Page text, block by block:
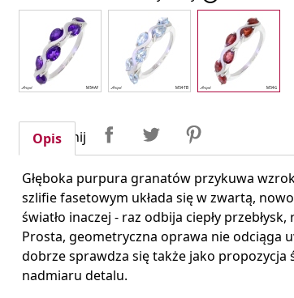
Udostępnij UdostępnijTweetuj
Opis
Głęboka purpura granatów przykuwa
szlifie fasetowym układa się w zwartą,
światło inaczej - raz odbija ciepły
Prosta, geometryczna oprawa nie odciąga
dobrze sprawdza się także jako propozycja
nadmiaru detalu.